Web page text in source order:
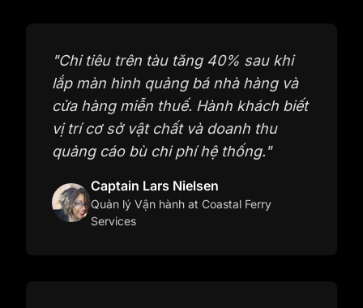
"Chi tiêu trên tàu tăng 40% sau khi
lắp màn hình quảng bá nhà hàng và
cửa hàng miễn thuế. Hành khách biết
vị trí cơ sở vật chất và doanh thu
quảng cáo bù chi phí hệ thống."
Captain Lars Nielsen
Quản lý Vận hành at Coastal Ferry
Services